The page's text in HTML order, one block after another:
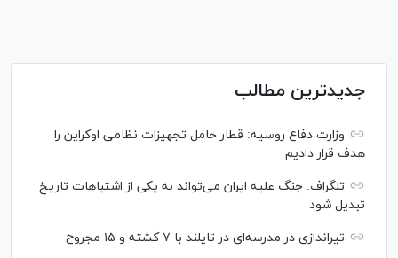
جدیدترین مطالب
وزارت دفاع روسیه: قطار حامل تجهیزات نظامی اوکراین را
هدف قرار دادیم
تلگراف: جنگ علیه ایران می‌تواند به یکی از اشتباهات تاریخ
تبدیل شود
تیراندازی در مدرسه‌ای در تایلند با ۷ کشته و ۱۵ مجروح